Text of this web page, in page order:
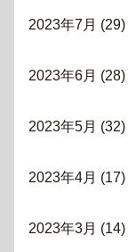
2023年7月 (29)
2023年6月 (28)
2023年5月 (32)
2023年4月 (17)
2023年3月 (14)